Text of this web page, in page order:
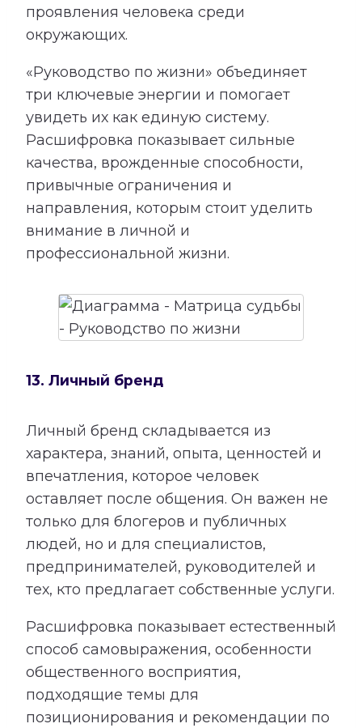
проявления человека среди
окружающих.
«Руководство по жизни» объединяет
три ключевые энергии и помогает
увидеть их как единую систему.
Расшифровка показывает сильные
качества, врожденные способности,
привычные ограничения и
направления, которым стоит уделить
внимание в личной и
профессиональной жизни.
13. Личный бренд
Личный бренд складывается из
характера, знаний, опыта, ценностей и
впечатления, которое человек
оставляет после общения. Он важен не
только для блогеров и публичных
людей, но и для специалистов,
предпринимателей, руководителей и
тех, кто предлагает собственные услуги.
Расшифровка показывает естественный
способ самовыражения, особенности
общественного восприятия,
подходящие темы для
позиционирования и рекомендации по